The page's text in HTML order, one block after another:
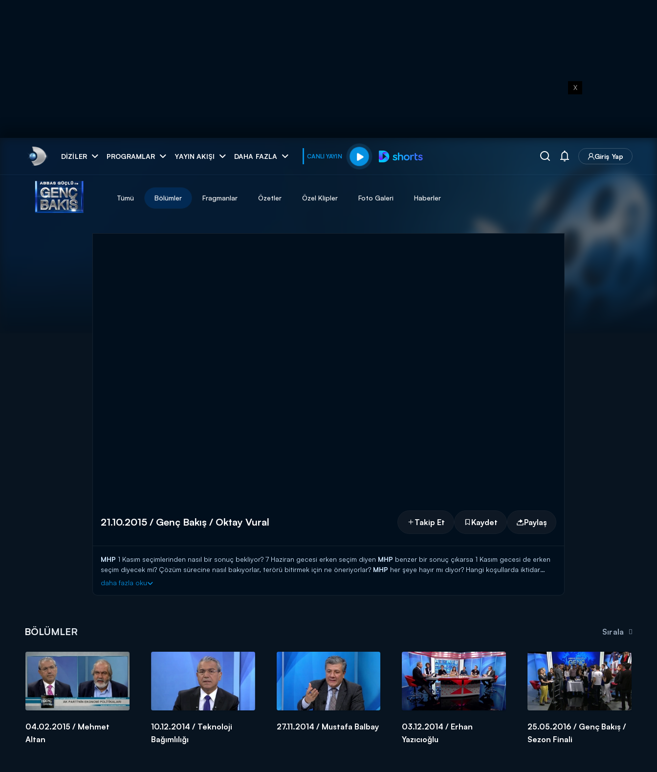
X
DIZILER PROGRAMLAR YAYIN AKIŞI DAHA FAZLA CANLI YAYIN Giriş Yap
muhteşem ikili
ARAMA SONUÇLARI
Tümü Bölümler Fragmanlar Özetler Özel Klipler Foto Galeri Haberler
21.10.2015 / Genç Bakış / Oktay Vural Takip Et Kaydet Paylaş
MHP 1 Kasım seçimlerinden nasıl bir sonuç bekliyor? 7 Haziran gecesi erken seçim diyen MHP benzer bir sonuç çıkarsa 1 Kasım gecesi de erken
seçim diyecek mi? Çözüm sürecine nasıl bakıyorlar, terörü bitirmek için ne öneriyorlar? MHP her şeye hayır mı diyor? Hangi koşullarda iktidar
ortağı olur? Kırmızı çizgileri neler?
daha fazla oku
BÖLÜMLER Sırala
04.02.2015 / Mehmet
Altan
10.12.2014 / Teknoloji
Bağımlılığı
27.11.2014 / Mustafa Balbay
03.12.2014 / Erhan
Yazıcıoğlu
25.05.2016 / Genç Bakış /
Sezon Finali